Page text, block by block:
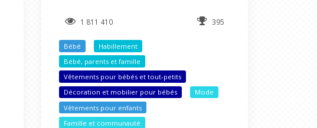
1 811 410 395
Bébé
Habillement
Bébé, parents et famille
Vêtements pour bébés et tout-petits
Décoration et mobilier pour bébés
Mode
Vêtements pour enfants
Famille et communauté